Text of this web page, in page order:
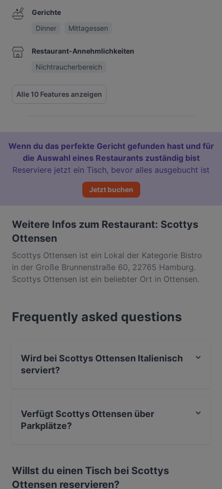
Gerichte
Dinner
Mittagessen
Restaurant-Annehmlichkeiten
Nichtraucherbereich
Alle 10 Features anzeigen
Wenn du das perfekte Gericht gefunden hast und für
die Auswahl eines Restaurants zuständig bist
Reserviere jetzt ein Tisch, bevor alles ausgebucht ist
Jetzt buchen
Weitere Infos zum Restaurant: Scottys
Ottensen
Scottys Ottensen ist ein Lokal der Kategorie Bistro
in der Große Brunnenstraße 60, 22765 Hamburg.
Scottys Ottensen ist ein beliebter Ort in Ottensen.
Feinschmeckererlebnis bist, entdecke die Gerichte
im Scottys Ottensen und erlebe authentische
Frequently asked questions
Wird bei Scottys Ottensen Italienisch
serviert?
Verfügt Scottys Ottensen über
Parkplätze?
Willst du einen Tisch bei Scottys
Ottensen reservieren?